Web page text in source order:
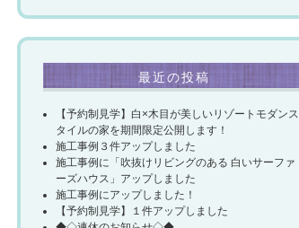
最近の投稿
【予約制見学】白×木目が美しいリゾートモダンス
タイルの家を期間限定公開します！
施工事例３件アップしました
施工事例に「吹抜けリビングのある 白いサーファ
ーズハウス」アップしました
施工事例にアップしました！
【予約制見学】１件アップしました